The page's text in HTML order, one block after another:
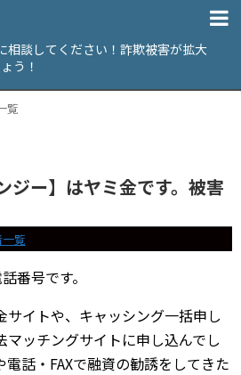
相談してください！詐欺被害が拡大
う！
覧
ー】はヤミ金です。被害
覧
番号です。
サイトや、キャッシング一括申し
ッチングサイトに申し込んでし
電話・FAXで融資の勧誘をしてきた